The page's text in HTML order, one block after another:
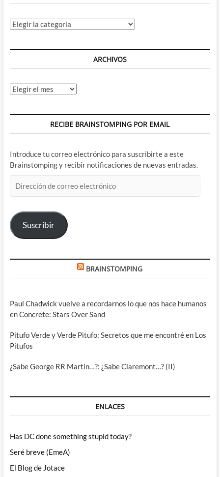
Categorías
ARCHIVOS
Archivos
RECIBE BRAINSTOMPING POR EMAIL
Introduce tu correo electrónico para suscribirte a este
Brainstomping y recibir notificaciones de nuevas entradas.
de
electrónico
Suscribir
BRAINSTOMPING
Paul Chadwick vuelve a recordarnos lo que nos hace humanos
en Concrete: Stars Over Sand
Pitufo Verde y Verde Pitufo: Secretos que me encontré en Los
Pitufos
¿Sabe George RR Martin…?: ¿Sabe Claremont…? (II)
ENLACES
Has DC done something stupid today?
Seré breve (EmeA)
El Blog de Jotace